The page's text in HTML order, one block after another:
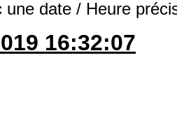
une date / Heure
16:32:07